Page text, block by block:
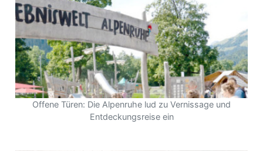
Offene Türen: Die Alpenruhe lud zu Vernissage und
Entdeckungsreise ein